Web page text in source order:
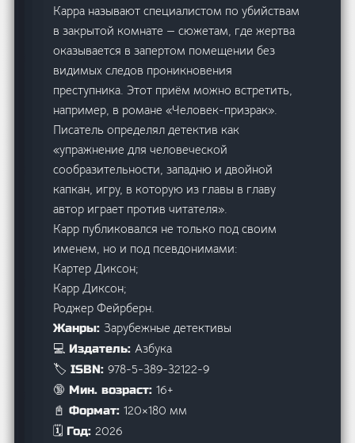
Карра называют специалистом по убийствам
в закрытой комнате — сюжетам, где жертва
оказывается в запертом помещении без
видимых следов проникновения
преступника. Этот приём можно встретить,
например, в романе «Человек-призрак».
Писатель определял детектив как
«упражнение для человеческой
сообразительности, западню и двойной
капкан, игру, в которую из главы в главу
автор играет против читателя».
Карр публиковался не только под своим
именем, но и под псевдонимами:
Картер Диксон;
Карр Диксон;
Роджер Фейрберн.
Жанры:Зарубежные детективы
💻 Издатель:Азбука
🏷️ ISBN:978-5-389-32122-9
🔞 Мин. возраст:16+
📓 Формат:120×180 мм
🗓️ Год:2026